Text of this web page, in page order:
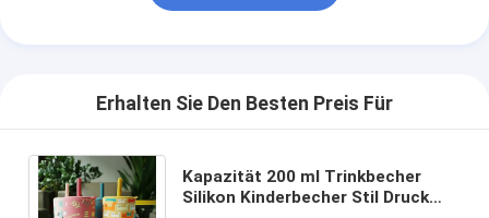
Erhalten Sie Den Besten Preis Für
Kapazität 200 ml Trinkbecher
Silikon Kinderbecher Stil Druck